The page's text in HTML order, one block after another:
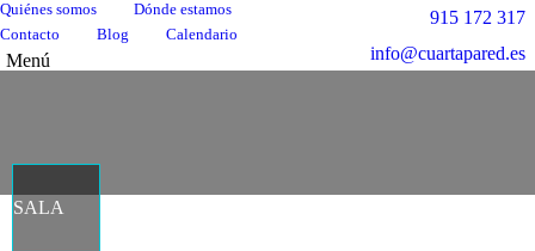
Quiénes somos
Dónde estamos
Contacto
Blog Calendario
Menú
915 172 317
info@cuartapared.es
SALA